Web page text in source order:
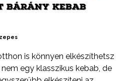
BÁRÁNY KEBAB
is könnyen elkészíthetsz
egy klasszikus kebab, de